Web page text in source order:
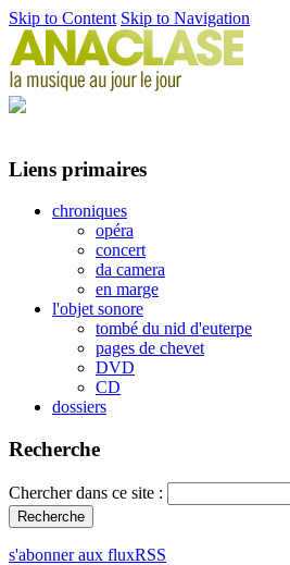
Skip to Content Skip to Navigation
Liens primaires
chroniques
opéra
concert
da camera
en marge
l'objet sonore
tombé du nid d'euterpe
pages de chevet
DVD
CD
dossiers
Recherche
Chercher dans ce site :
s'abonner aux fluxRSS